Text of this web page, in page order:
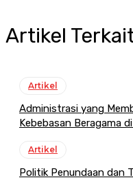
Artikel
Artikel
Administrasi yang
Kebebasan Beragama
Artikel
Politik Penundaan dan